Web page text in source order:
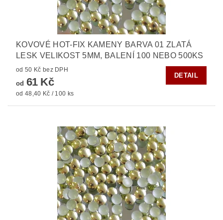
KOVOVÉ HOT-FIX KAMENY BARVA 01 ZLATÁ
LESK VELIKOST 5MM, BALENÍ 100 NEBO 500KS
od 50 Kč bez DPH
od 61 Kč
od 48,40 Kč / 100 ks
DETAIL